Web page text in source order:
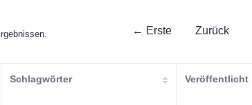
← Erste Zurück
Schlagwörter Veröffentlicht